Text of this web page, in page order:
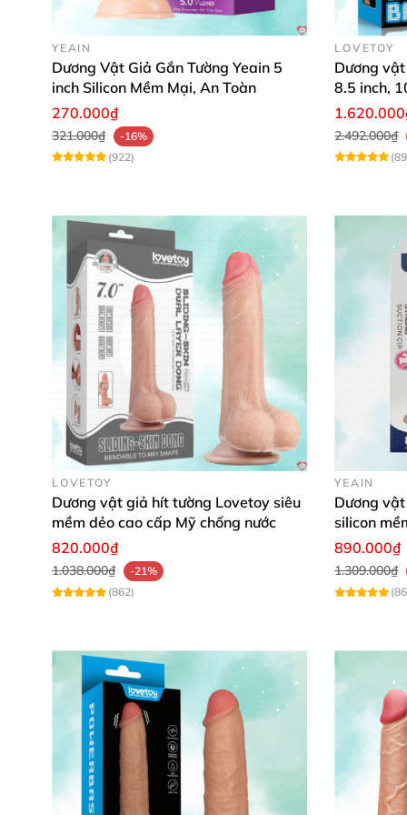
YEAIN
Dương Vật Giả Gắn Tường Yeain 5
inch Silicon Mềm Mại, An Toàn
270.000₫
321.000₫
-16%
(922)
LOVETOY
Dương
8.5 inch,
2.492.000₫
LOVETOY
Dương vật giả hít tường Lovetoy siêu
mềm dẻo cao cấp Mỹ chống nước
820.000₫
1.038.000₫
-21%
(862)
YEAIN
Dương
silicon
890.000₫
1.309.000₫